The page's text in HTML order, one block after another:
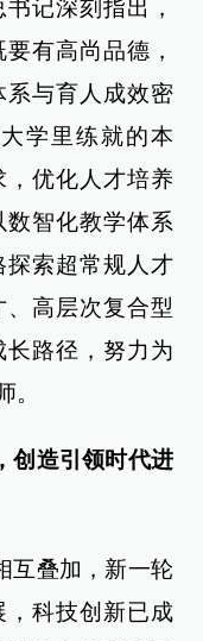
记深刻指出，
有高尚品德，
系与育人成效密
学里练就的本
优化人才培养
智化教学体系
探索超常规人才
高层次复合型
长路径，努力为
。
创造引领时代进
互叠加，新一轮
，科技创新已成